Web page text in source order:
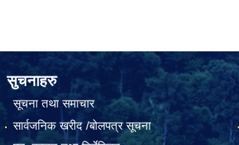
सुचनाहरु
सूचना तथा समाचार
सार्वजनिक खरीद /बोलपत्र सूचना